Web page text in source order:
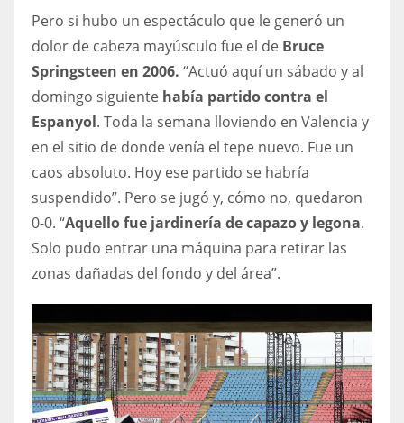
Pero si hubo un espectáculo que le generó un
dolor de cabeza mayúsculo fue el de Bruce
Springsteen en 2006. “Actuó aquí un sábado y al
domingo siguiente había partido contra el
Espanyol. Toda la semana lloviendo en Valencia y
en el sitio de donde venía el tepe nuevo. Fue un
caos absoluto. Hoy ese partido se habría
suspendido”. Pero se jugó y, cómo no, quedaron
0-0. “Aquello fue jardinería de capazo y legona.
Solo pudo entrar una máquina para retirar las
zonas dañadas del fondo y del área”.